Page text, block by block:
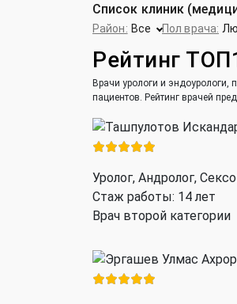
Список клиник
Район: Все Пол врача:
Рейтинг
Врачи урологи и эндоурологи,
пациентов. Рейтинг врачей
Уролог, Андролог,
Стаж работы: 14 лет
Врач второй категории